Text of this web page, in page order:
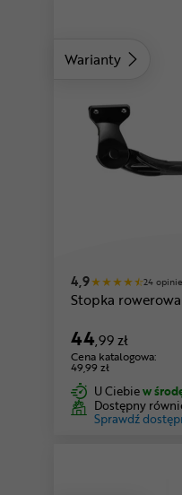
Warianty
4,9 24 opinie
Stopka
44,99 zł
Cena katalogowa:
49,99 zł
U Ciebiew
Dostępny
Sprawdź